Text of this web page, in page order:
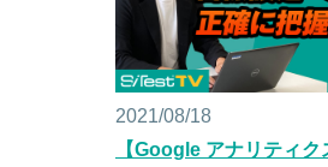
2021/08/18
【Google アナリティ